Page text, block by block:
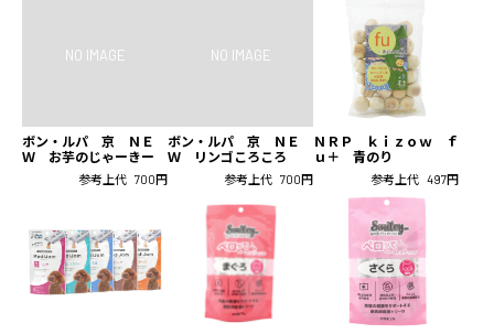
ボン・ルパ 京 ＮＥ
Ｗ お芋のじゃーきー
参考上代 700円
ボン・ルパ 京 ＮＥ
Ｗ リンゴころころ
参考上代 700円
ＮＲＰ ｋｉｚｏｗ ｆ
ｕ＋ 青のり
参考上代 497円